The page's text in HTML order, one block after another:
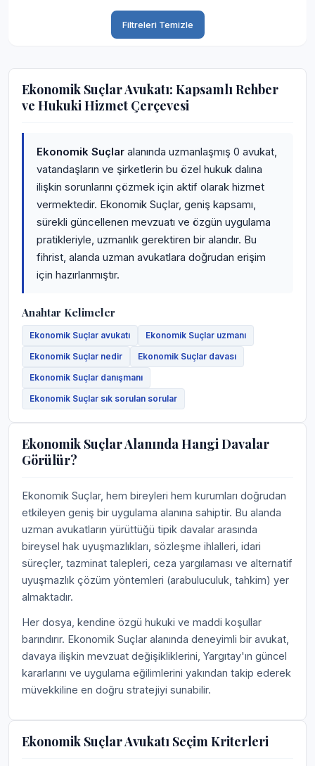
Filtreleri Temizle
Ekonomik Suçlar Avukatı: Kapsamlı Rehber
ve Hukuki Hizmet Çerçevesi
Ekonomik Suçlar alanında uzmanlaşmış 0 avukat,
vatandaşların ve şirketlerin bu özel hukuk dalına
ilişkin sorunlarını çözmek için aktif olarak hizmet
vermektedir. Ekonomik Suçlar, geniş kapsamı,
sürekli güncellenen mevzuatı ve özgün uygulama
pratikleriyle, uzmanlık gerektiren bir alandır. Bu
fihrist, alanda uzman avukatlara doğrudan erişim
için hazırlanmıştır.
Anahtar Kelimeler
Ekonomik Suçlar avukatı
Ekonomik Suçlar uzmanı
Ekonomik Suçlar nedir
Ekonomik Suçlar davası
Ekonomik Suçlar danışmanı
Ekonomik Suçlar sık sorulan sorular
Ekonomik Suçlar Alanında Hangi Davalar
Görülür?
Ekonomik Suçlar, hem bireyleri hem kurumları doğrudan
etkileyen geniş bir uygulama alanına sahiptir. Bu alanda
uzman avukatların yürüttüğü tipik davalar arasında
bireysel hak uyuşmazlıkları, sözleşme ihlalleri, idari
süreçler, tazminat talepleri, ceza yargılaması ve alternatif
uyuşmazlık çözüm yöntemleri (arabuluculuk, tahkim) yer
almaktadır.
Her dosya, kendine özgü hukuki ve maddi koşullar
barındırır. Ekonomik Suçlar alanında deneyimli bir avukat,
davaya ilişkin mevzuat değişikliklerini, Yargıtay'ın güncel
kararlarını ve uygulama eğilimlerini yakından takip ederek
müvekkiline en doğru stratejiyi sunabilir.
Ekonomik Suçlar Avukatı Seçim Kriterleri